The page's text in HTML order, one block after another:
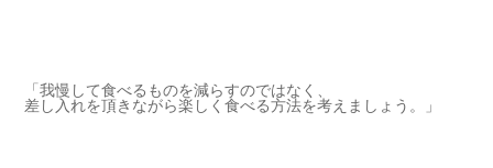
「我慢して食べるものを減らすのではなく、
差し入れを頂きながら楽しく食べる方法を考えましょう。」